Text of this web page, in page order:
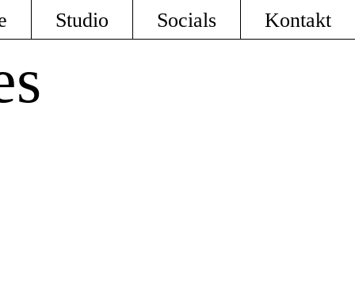
Studio Socials Kontakt